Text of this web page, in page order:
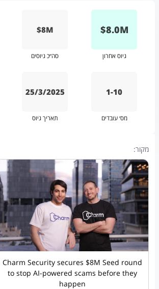
M
8.0
$
גיוס אחרון
$8M
סה״כ גיוסים
1-10
מס׳ עובדים
25/3/2025
תאריך גיוס
מקור:
Charm Security secures $8M Seed round
to stop AI-powered scams before they
happen